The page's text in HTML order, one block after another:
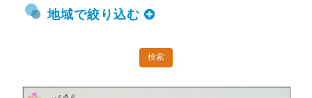
地域で絞り込む